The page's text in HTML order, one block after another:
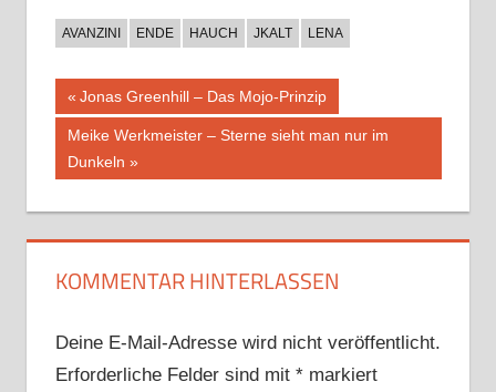
AVANZINI ENDE HAUCH JKALT LENA
Beitragsnavigation
Vorheriger
Beitrag:
Jonas Greenhill – Das Mojo-Prinzip
Nächster
Beitrag:
Meike Werkmeister – Sterne sieht man nur im
Dunkeln
KOMMENTAR HINTERLASSEN
Deine E-Mail-Adresse wird nicht veröffentlicht.
Erforderliche Felder sind mit *markiert